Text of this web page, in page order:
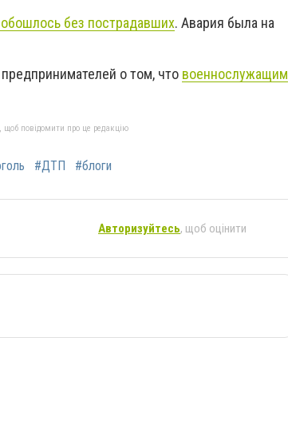
без пострадавших. Авария была на
о том, что военнослужащим
щоб повідомити про це редакцію
#ДТП #блоги
Авторизуйтесь, щоб оцінити